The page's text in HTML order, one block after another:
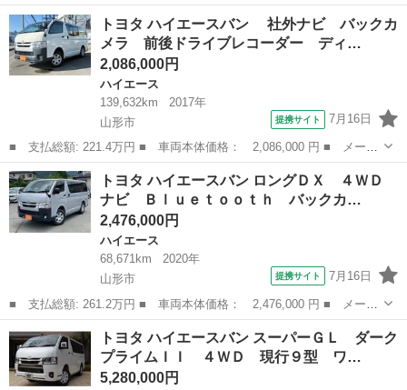
ー名： トヨタ ■ 車種名： ハイエースバン ■ グレード名： ロ
ングＤＸ 車検Ｒ９年５月 ４ＷＤ ディーゼル ビルトインＥＴ
Ｃ ナビ ...
宮城 仙台市 ハイエース
トヨタ ハイエースバン 社外ナビ バックカ
メラ 前後ドライブレコーダー ディ…
2,086,000円
ハイエース
139,632km
2017年
山形市
提携サイト 7月16日
■ 支払総額: 221.4万円 ■ 車両本体価格： 2,086,000 円 ■ メーカ
ー名： トヨタ ■ 車種名： ハイエースバン ■ グレード名：
社外ナビ バックカメラ 前後ドライブレコーダー ディーゼル車
■ 排気...
山形 山形市 ハイエース
トヨタ ハイエースバン ロングＤＸ ４ＷＤ
ナビ Ｂｌｕｅｔｏｏｔｈ バックカ…
2,476,000円
ハイエース
68,671km
2020年
山形市
提携サイト 7月16日
■ 支払総額: 261.2万円 ■ 車両本体価格： 2,476,000 円 ■ メーカ
ー名： トヨタ ■ 車種名： ハイエースバン ■ グレード名： ロ
ングＤＸ ４ＷＤ ナビ Ｂｌｕｅｔｏｏｔｈ バックカメラ ＥＴ
Ｃ トヨ...
山形 山形市 ハイエース
トヨタ ハイエースバン スーパーＧＬ ダーク
プライムＩＩ ４ＷＤ 現行９型 ワ…
5,280,000円